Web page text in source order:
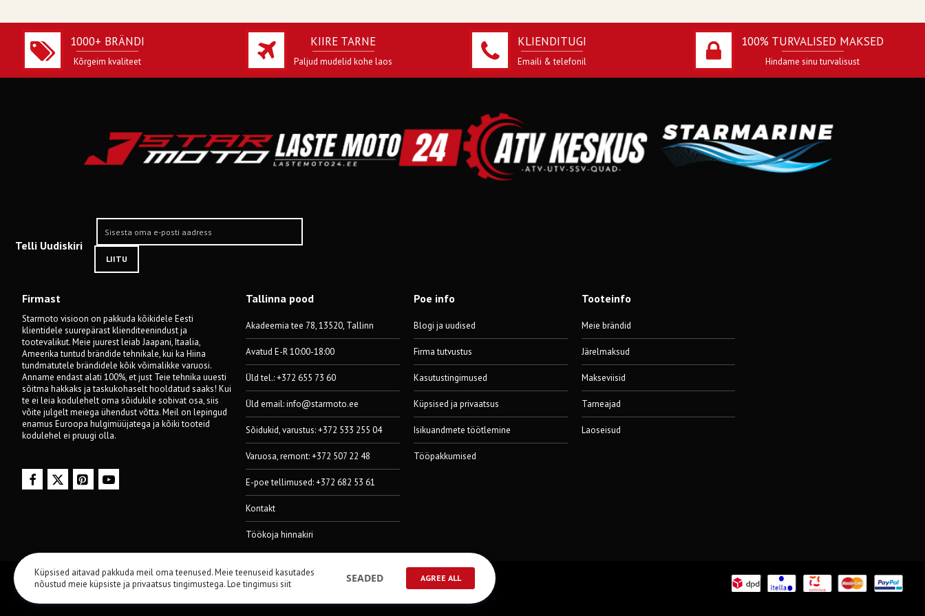
1000+ BRÄNDI
Kõrgeim kvaliteet
KIIRE TARNE
Paljud mudelid kohe laos
KLIENDITUGI
Emaili & telefonil
100% TURVALISED MAKSED
Hindame sinu turvalisust
Telli Uudiskiri
LIITU
Firmast
Starmoto visioon on pakkuda kõikidele Eesti
klientidele suurepärast klienditeenindust ja
tootevalikut. Meie juurest leiab Jaapani, Itaalia,
Ameerika tuntud brändide tehnikale, kui ka Hiina
tundmatutele brändidele kõik võimalikke varuosi.
Anname endast alati 100%, et just Teie tehnika uuesti
sõitma hakkaks ja taskukohaselt hooldatud saaks! Kui
te ei leia kodulehelt oma sõidukile sobivat osa, siis
võite julgelt meiega ühendust võtta. Meil on lepingud
enamus Euroopa hulgimüüjatega ja kõiki tooteid
kodulehel ei pruugi olla.
Tallinna pood
Akadeemia tee 78, 13520, Tallinn
Avatud E-R 10:00-18:00
Üld tel.: +372 655 73 60
Üld email:info@starmoto.ee
Sõidukid, varustus: +372 533 255 04
Varuosa, remont: +372 507 22 48
E-poe tellimused: +372 682 53 61
Kontakt
Töökoja hinnakiri
Poe info
Blogi ja uudised
Firma tutvustus
Kasutustingimused
Küpsised ja privaatsus
Isikuandmete töötlemine
Tööpakkumised
Tooteinfo
Meie brändid
Järelmaksud
Makseviisid
Tarneajad
Laoseisud
© 2014-2024 Starmoto OÜ
Küpsised aitavad pakkuda meil oma teenused. Meie teenuseid kasutades
nõustud meie küpsiste ja privaatsus tingimustega.Loe tingimusi siit SEADED AGREE ALL